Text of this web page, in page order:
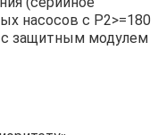
насосов с P2>=180
с защитным модулем